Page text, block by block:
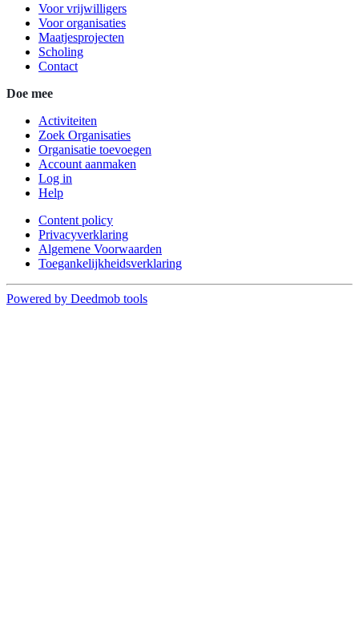
Voor vrijwilligers
Voor organisaties
Maatjesprojecten
Scholing
Contact
Doe mee
Activiteiten
Zoek Organisaties
Organisatie toevoegen
Account aanmaken
Log in
Help
Content policy
Privacyverklaring
Algemene Voorwaarden
Toegankelijkheidsverklaring
Powered by Deedmob tools